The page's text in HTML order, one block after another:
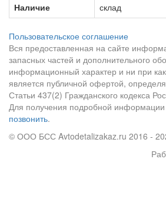
Наличие
склад
Пользовательское соглашение
Вся предоставленная на сайте
запасных частей и дополнительного
информационный характер и ни при
является публичной офертой,
Статьи 437(2) Гражданского кодекса
Для получения подробной
позвонить.
© ООО БСС Avtodetalizakaz.ru 2016 -